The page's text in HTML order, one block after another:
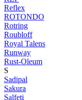
Reflex
ROTONDO
Rotring
Roubloff
Royal Talens
Runway
Rust-Oleum
S
Sadipal
Sakura
Salfeti